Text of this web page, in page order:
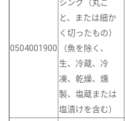
0504001900
シング（丸ご
と、または細か
く切ったもの）
（魚を除く、
生、冷蔵、冷
凍、乾燥、燻
製、塩蔵または
塩漬けを含む）